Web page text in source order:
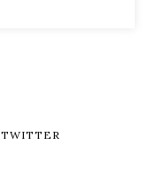
TWITTER